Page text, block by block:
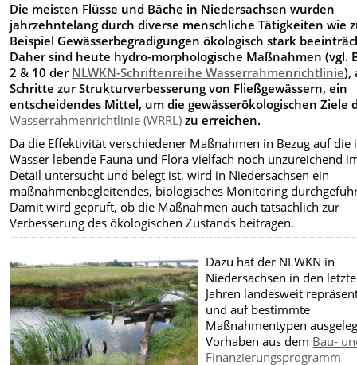
Die meisten Flüsse und Bäche in Niedersachsen wurden
jahrzehntelang durch diverse menschliche Tätigkeiten wie
Beispiel Gewässerbegradigungen ökologisch stark
Daher sind heute hydro-morphologische Maßnahmen (vgl.
2 & 10 der NLWKN-Schriftenreihe Wasserrahmenrichtlinie),
Schritte zur Strukturverbesserung von Fließgewässern, ein
entscheidendes Mittel, um die gewässerökologischen Ziele
Wasserrahmenrichtlinie (WRRL) zu erreichen.
Da die Effektivität verschiedener Maßnahmen in Bezug auf die
Wasser lebende Fauna und Flora vielfach noch unzureichend
Detail untersucht und belegt ist, wird in Niedersachsen ein
maßnahmenbegleitendes, biologisches Monitoring
Damit wird geprüft, ob die Maßnahmen auch tatsächlich zur
Verbesserung des ökologischen Zustands beitragen.
Dazu hat der NLWKN in
Niedersachsen in den
Jahren landesweit
und auf bestimmte
Maßnahmentypen
Vorhaben aus dem Bau-
Finanzierungsprogramm